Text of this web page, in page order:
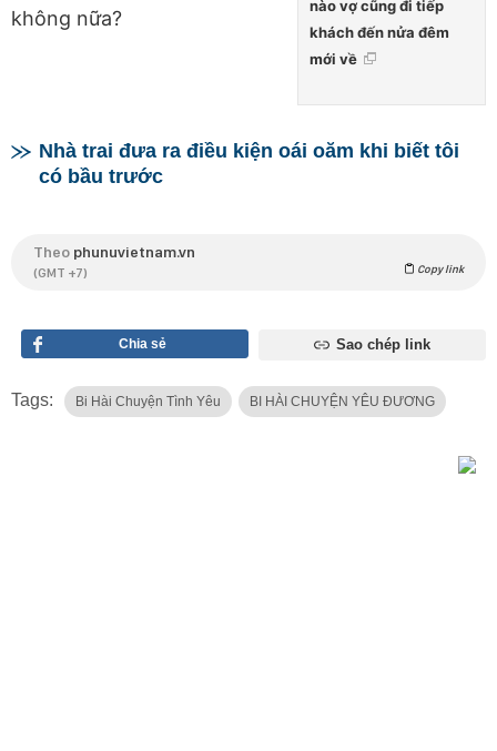
nào vợ cũng đi tiếp
khách đến nửa đêm
mới về
không nữa?
Nhà trai đưa ra điều kiện oái oăm khi biết tôi
có bầu trước
Theo phunuvietnam.vn
(GMT +7) Copy link
Chia sẻ Sao chép link
Tags: Bi Hài Chuyện Tình Yêu BI HÀI CHUYỆN YÊU ĐƯƠNG